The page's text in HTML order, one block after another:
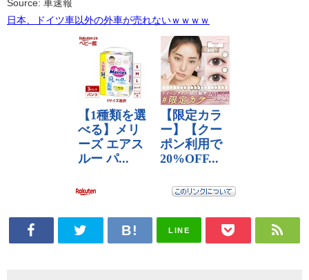
Source: 車速報
日本、ドイツ車以外の外車が売れないｗｗｗｗ
LINE